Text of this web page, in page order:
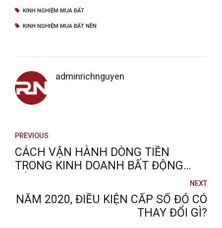
KINH NGHIỆM MUA ĐẤT
KINH NGHIỆM MUA ĐẤT NỀN
adminrichnguyen
PREVIOUS
CÁCH VẬN HÀNH DÒNG TIỀN
TRONG KINH DOANH BẤT ĐỘNG
NEXT
NĂM 2020, ĐIỀU KIỆN CẤP SỔ ĐỎ CÓ
THAY ĐỔI GÌ?